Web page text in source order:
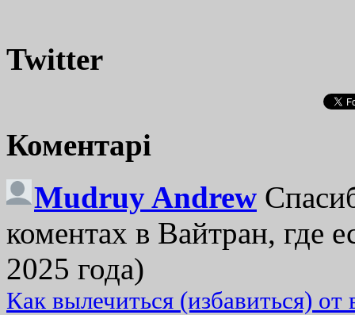
Twitter
Коментарі
Mudruy Andrew
коментах в Вайтран, где
2025 года)
Как вылечиться (избавиться)